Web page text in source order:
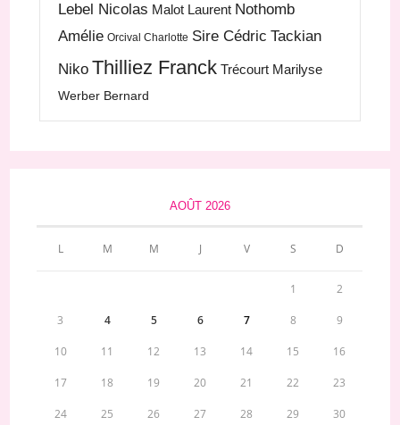
Lebel Nicolas Malot Laurent Nothomb
Amélie Orcival Charlotte Sire Cédric Tackian
Niko Thilliez Franck Trécourt Marilyse
Werber Bernard
AOÛT 2026
L M M J V S D
1 2
3 4 5 6 7 8 9
10 11 12 13 14 15 16
17 18 19 20 21 22 23
24 25 26 27 28 29 30